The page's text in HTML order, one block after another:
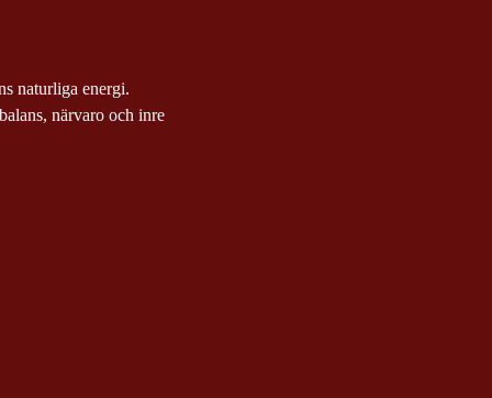
naturliga energi.
närvaro och inre